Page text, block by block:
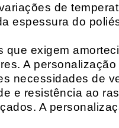
de
espessura do
que exigem
A personalização
necessidades de
e resistência ao
A